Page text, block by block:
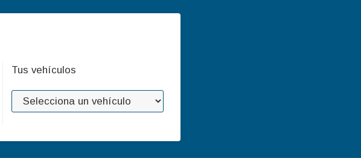
Tus vehículos